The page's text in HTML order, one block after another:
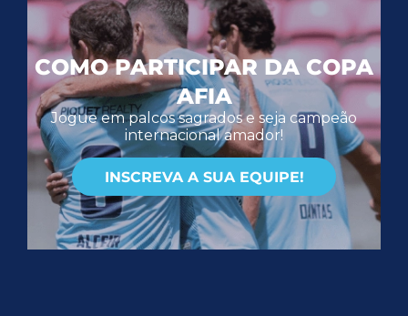
COMO PARTICIPAR DA COPA
AFIA
Jogue em palcos sagrados e seja campeão
internacional amador!
INSCREVA A SUA EQUIPE!